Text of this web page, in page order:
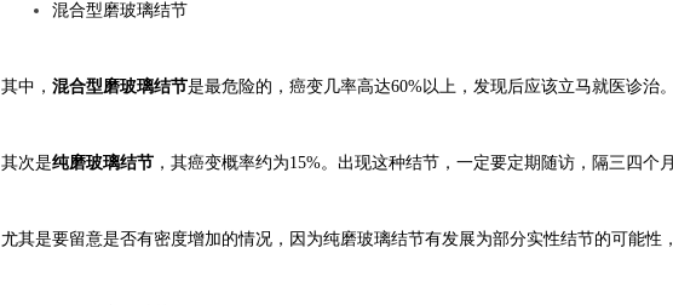
混合型磨玻璃结节
其中， 混合型磨玻璃结节是最危险的，癌变几率高达60%以上，发现后应该立马就医诊治。
其次是纯磨玻璃结节 ，其癌变概率约为15%。出现这种结节，一定要定期随访，隔三四
尤其是要留意是否有密度增加的情况，因为纯磨玻璃结节有发展为部分实性结节的可能性